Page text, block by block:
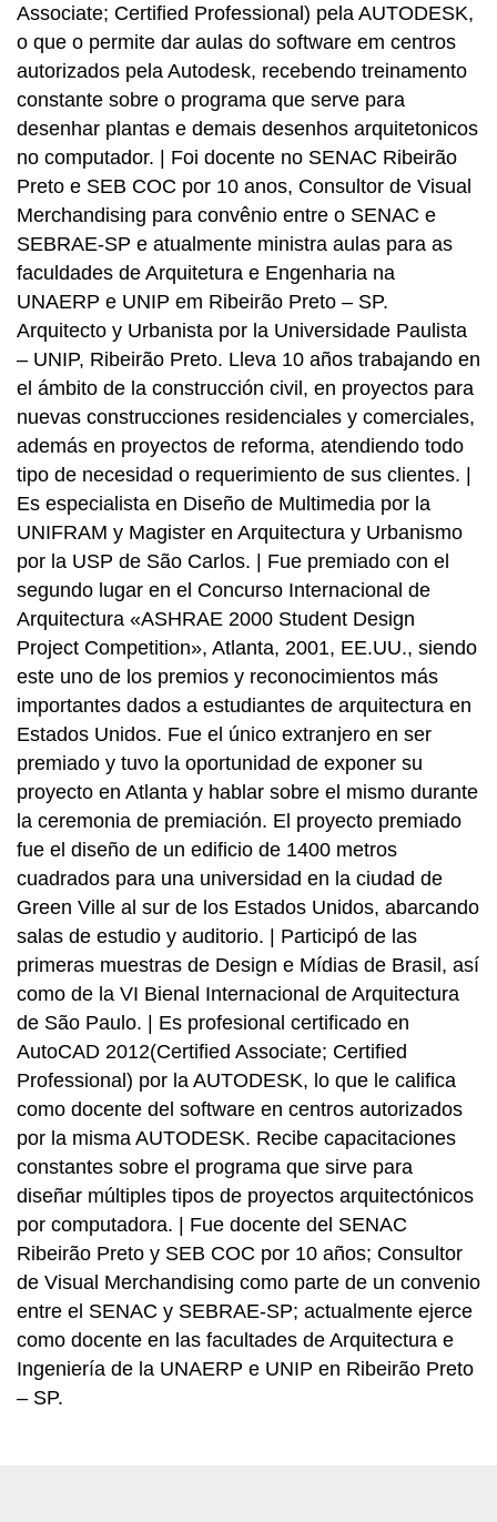
Associate; Certified Professional) pela AUTODESK,
o que o permite dar aulas do software em centros
autorizados pela Autodesk, recebendo treinamento
constante sobre o programa que serve para
desenhar plantas e demais desenhos arquitetonicos
no computador. | Foi docente no SENAC Ribeirão
Preto e SEB COC por 10 anos, Consultor de Visual
Merchandising para convênio entre o SENAC e
SEBRAE-SP e atualmente ministra aulas para as
faculdades de Arquitetura e Engenharia na
UNAERP e UNIP em Ribeirão Preto – SP.
Arquitecto y Urbanista por la Universidade Paulista
– UNIP, Ribeirão Preto. Lleva 10 años trabajando en
el ámbito de la construcción civil, en proyectos para
nuevas construcciones residenciales y comerciales,
además en proyectos de reforma, atendiendo todo
tipo de necesidad o requerimiento de sus clientes. |
Es especialista en Diseño de Multimedia por la
UNIFRAM y Magister en Arquitectura y Urbanismo
por la USP de São Carlos. | Fue premiado con el
segundo lugar en el Concurso Internacional de
Arquitectura «ASHRAE 2000 Student Design
Project Competition», Atlanta, 2001, EE.UU., siendo
este uno de los premios y reconocimientos más
importantes dados a estudiantes de arquitectura en
Estados Unidos. Fue el único extranjero en ser
premiado y tuvo la oportunidad de exponer su
proyecto en Atlanta y hablar sobre el mismo durante
la ceremonia de premiación. El proyecto premiado
fue el diseño de un edificio de 1400 metros
cuadrados para una universidad en la ciudad de
Green Ville al sur de los Estados Unidos, abarcando
salas de estudio y auditorio. | Participó de las
primeras muestras de Design e Mídias de Brasil, así
como de la VI Bienal Internacional de Arquitectura
de São Paulo. | Es profesional certificado en
AutoCAD 2012(Certified Associate; Certified
Professional) por la AUTODESK, lo que le califica
como docente del software en centros autorizados
por la misma AUTODESK. Recibe capacitaciones
constantes sobre el programa que sirve para
diseñar múltiples tipos de proyectos arquitectónicos
por computadora. | Fue docente del SENAC
Ribeirão Preto y SEB COC por 10 años; Consultor
de Visual Merchandising como parte de un convenio
entre el SENAC y SEBRAE-SP; actualmente ejerce
como docente en las facultades de Arquitectura e
Ingeniería de la UNAERP e UNIP en Ribeirão Preto
– SP.